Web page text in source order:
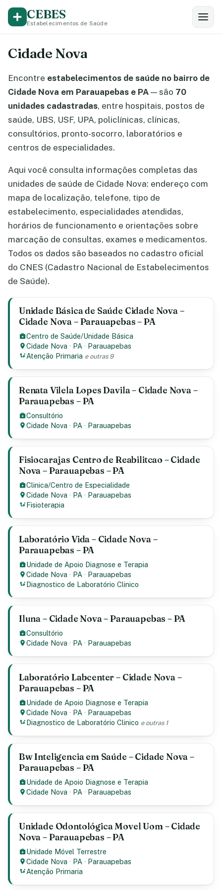
CEBES
Estabelecimentos de Saúde
Cidade Nova
Encontre estabelecimentos de saúde no bairro de
Cidade Nova em Parauapebas e PA — são 70
unidades cadastradas, entre hospitais, postos de
saúde, UBS, USF, UPA, policlínicas, clínicas,
consultórios, pronto-socorro, laboratórios e
centros de especialidades.
Aqui você consulta informações completas das
unidades de saúde de Cidade Nova: endereço com
mapa de localização, telefone, tipo de
estabelecimento, especialidades atendidas,
horários de funcionamento e orientações sobre
marcação de consultas, exames e medicamentos.
Todos os dados são baseados no cadastro oficial
do CNES (Cadastro Nacional de Estabelecimentos
de Saúde).
Unidade Básica de Saúde Cidade Nova –
Cidade Nova – Parauapebas – PA
Centro de Saúde/Unidade Básica
Cidade Nova · PA · Parauapebas
Atenção Primaria e outras 9
Renata Vilela Lopes Davila – Cidade Nova –
Parauapebas – PA
Consultório
Cidade Nova · PA · Parauapebas
Fisiocarajas Centro de Reabilitcao – Cidade
Nova – Parauapebas – PA
Clinica/Centro de Especialidade
Cidade Nova · PA · Parauapebas
Fisioterapia
Laboratório Vida – Cidade Nova –
Parauapebas – PA
Unidade de Apoio Diagnose e Terapia
Cidade Nova · PA · Parauapebas
Diagnostico de Laboratório Clinico
Iluna – Cidade Nova – Parauapebas – PA
Consultório
Cidade Nova · PA · Parauapebas
Laboratório Labcenter – Cidade Nova –
Parauapebas – PA
Unidade de Apoio Diagnose e Terapia
Cidade Nova · PA · Parauapebas
Diagnostico de Laboratório Clinico e outras 1
Bw Inteligencia em Saúde – Cidade Nova –
Parauapebas – PA
Unidade de Apoio Diagnose e Terapia
Cidade Nova · PA · Parauapebas
Unidade Odontológica Movel Uom – Cidade
Nova – Parauapebas – PA
Unidade Móvel Terrestre
Cidade Nova · PA · Parauapebas
Atenção Primaria